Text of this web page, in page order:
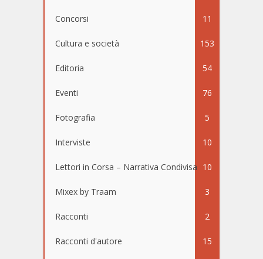
Concorsi 11
Cultura e società 153
Editoria 54
Eventi 76
Fotografia 5
Interviste 10
Lettori in Corsa – Narrativa Condivisa 10
Mixex by Traam 3
Racconti 2
Racconti d'autore 15